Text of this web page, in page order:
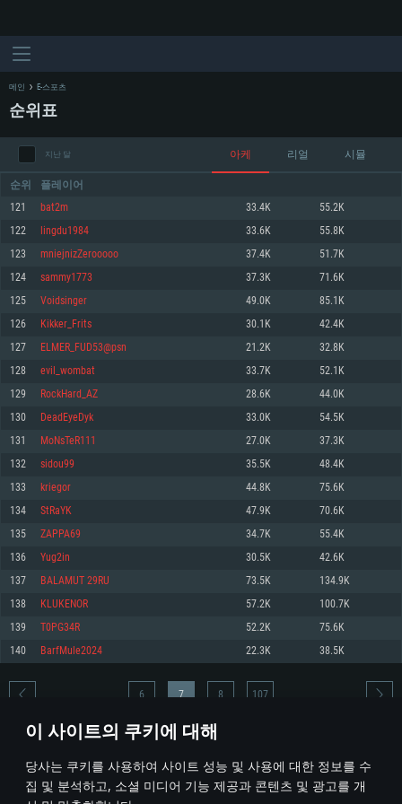
이 사이트의 쿠키에 대해
당사는 쿠키를 사용하여 사이트 성능 및 사용에 대한 정보를 수
집 및 분석하고, 소셜 미디어 기능 제공과 콘텐츠 및 광고를 개
시스템 요구사항
최소사양
운영체제: Windows 10 (64 bit)
프로세서: 2.2 GHz 듀얼코어 이상
메모리: 4GB
그래픽 카드: DirectX 11 이상을 지원하는 AMD Radeon 77XX / NVIDIA
GeForce GT 660. 최소 사양 해상도: 720p
네트워크: 브로드밴드 인터넷
여유 저장 공간: 22.1 GB (최소 클라이언트)
권장 사양
570 혹은 그 이상
여유 저장 공간: 62.2 GB (전체 클라이언트)
최소사양
운영체제: Mac OS Big Sur 11.0
프로세서: 최소 2.2 GHz의 Core i5 (Intel Xeon 은 지원하지 않습니다)
메모리: 6 GB
그래픽 카드: Metal 을 지원하는 Intel Iris Pro 5200 (Mac), 혹은 이와 비슷한 성
능을 가지는 Mac 버전의 AMD/Nvidia. 최소 해상도: 720p
네트워크: 브로드밴드 인터넷
여유 저장 공간: 22.1 GB (최소 클라이언트)
권장 사양
네트워크: 브로드밴드 인터넷
여유 저장 공간: 62.2 GB (전체 클라이언트)
최소사양
운영체제: 64bit Linux 중 최신 버전
프로세서: 2.4 GHz 듀얼코어
메모리: 4 GB
그래픽 카드: Vulkan 을 지원하고, 최신 그래픽 드라이버를 지원하는 NVIDIA
660 (6개월 미만) 혹은 그와 동급의 성능을 가지며 최신 그래픽 드라이버를 지
원하는 AMD (6개월 미만; 최소사양 지원 해상도 720p)
네트워크: 브로드밴드 인터넷
여유 저장 공간: 22.1 GB (최소 클라이언트)
권장 사양
운영체제: Ubuntu 20.04 64bit
프로세서: Intel Core i7
메모리: 16 GB
그래픽 카드: Vulkan 을 지원하고, 최신 그래픽 드라이버를 지원하는 NVIDIA
1060 (6개월 미만) 혹은 그와 동급의 성능을 가지며 최신 그래픽 드라이버를
지원하는 AMD RX 570 (6개월 미만; 최소사양 지원 해상도 720p) 이상
여유 저장 공간: 62.2 GB (전체 클라이언트)
메인 E-스포츠
순위표
지난 달 아케 리얼 시뮬
순위 플레이어
121 bat2m 33.4K 55.2K
122 lingdu1984 33.6K 55.8K
123 mniejnizZerooooo 37.4K 51.7K
124 sammy1773 37.3K 71.6K
125 Voidsinger 49.0K 85.1K
126 Kikker_Frits 30.1K 42.4K
127 ELMER_FUD53@psn 21.2K 32.8K
128 evil_wombat 33.7K 52.1K
129 RockHard_AZ 28.6K 44.0K
130 DeadEyeDyk 33.0K 54.5K
131 MoNsTeR111 27.0K 37.3K
132 sidou99 35.5K 48.4K
133 kriegor 44.8K 75.6K
134 StRaYK 47.9K 70.6K
135 ZAPPA69 34.7K 55.4K
136 Yug2in 30.5K 42.6K
137 BALAMUT 29RU 73.5K 134.9K
138 KLUKENOR 57.2K 100.7K
139 T0PG34R 52.2K 75.6K
140 BarfMule2024 22.3K 38.5K
* 순위표는 매일 1회 갱신됩니다
6 7 8 107